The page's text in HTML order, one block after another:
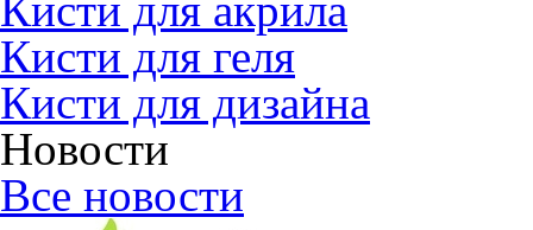
Кисти для геля
Кисти для дизайна
Новости
Все новости